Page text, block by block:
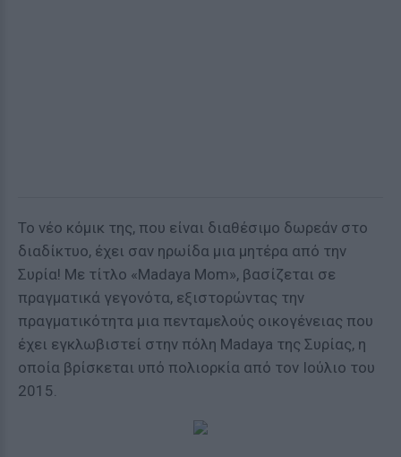
Το νέο κόμικ της, που είναι διαθέσιμο δωρεάν στο
διαδίκτυο, έχει σαν ηρωίδα μια μητέρα από την
Συρία! Με τίτλο «Madaya Mom», βασίζεται σε
πραγματικά γεγονότα, εξιστορώντας την
πραγματικότητα μια πενταμελούς οικογένειας που
έχει εγκλωβιστεί στην πόλη Madaya της Συρίας, η
οποία βρίσκεται υπό πολιορκία από τον Ιούλιο του
2015.